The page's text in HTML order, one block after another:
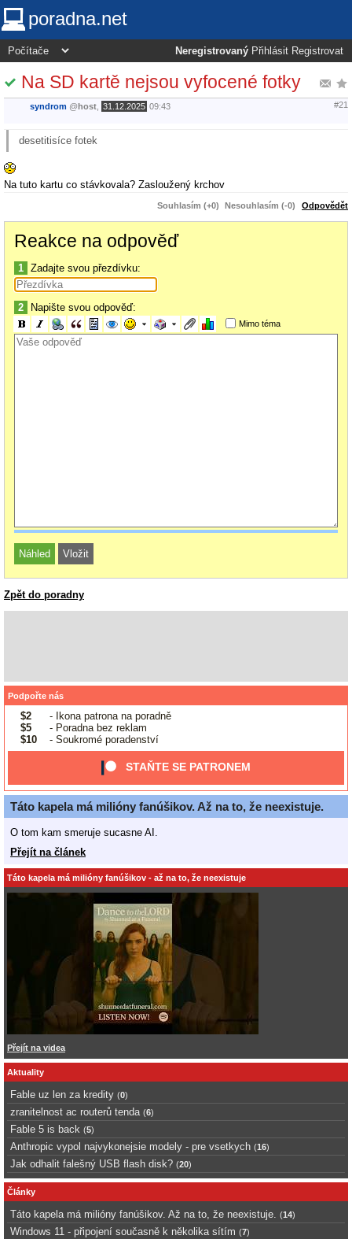
poradna.net
Neregistrovaný Přihlásit Registrovat
Na SD kartě nejsou vyfocené fotky
syndrom @host 31.12.2025 09:43 #21
desetitisíce fotek
Na tuto kartu co stávkovala? Zasloužený krchov
Souhlasím (+0) Nesouhlasím (-0) Odpovědět
Reakce na odpověď
1 Zadajte svou přezdívku:
2 Napište svou odpověď:
Mimo téma
Zpět do poradny
Podpořte nás
$2
- Ikona patrona na poradně
$5
- Poradna bez reklam
$10
- Soukromé poradenství
STAŇTE SE PATRONEM
Táto kapela má milióny fanúšikov. Až na to, že neexistuje.
O tom kam smeruje sucasne AI.
Přejít na článek
Táto kapela má milióny fanúšikov - až na to, že neexistuje
Přejít na videa
Aktuality
Fable uz len za kredity (0)
zranitelnost ac routerů tenda (6)
Fable 5 is back (5)
Anthropic vypol najvykonejsie modely - pre vsetkych (16)
Jak odhalit falešný USB flash disk? (20)
Články
Táto kapela má milióny fanúšikov. Až na to, že neexistuje. (14)
Windows 11 - připojení současně k několika sítím (7)